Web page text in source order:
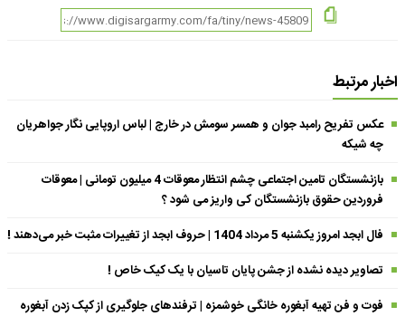
اخبار مرتبط
عکس تفریح رامبد جوان و همسر سومش در خارج | لباس اروپایی نگار جواهریان
چه شیکه
بازنشستگان تامین اجتماعی چشم انتظار معوقات 4 میلیون تومانی | معوقات
فروردین حقوق بازنشستگان کی واریز می شود ؟
فال ابجد امروز یکشنبه 5 مرداد 1404 | حروف ابجد از تغییرات مثبت خبر می‌دهند !
تصاویر دیده نشده از جشن پایان تاسیان با یک کیک خاص !
فوت و فن تهیه آبغوره خانگی خوشمزه | ترفندهای جلوگیری از کپک زدن آبغوره